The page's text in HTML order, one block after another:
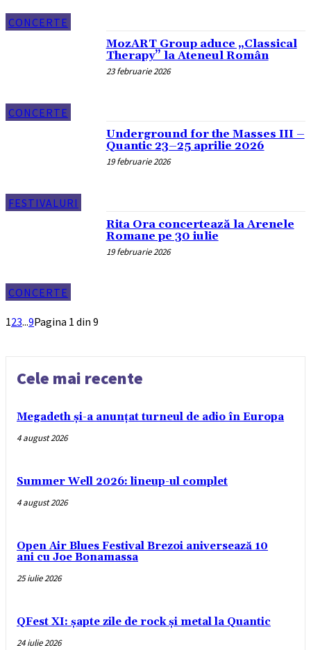
CONCERTE
CONCERTE
MozART Group aduce „Classical
Therapy” la Ateneul Român
23 februarie 2026
FESTIVALURI
Underground for the Masses III –
Quantic 23–25 aprilie 2026
19 februarie 2026
CONCERTE
Rita Ora concertează la Arenele
Romane pe 30 iulie
19 februarie 2026
123...9Pagina 1 din 9
Cele mai recente
Megadeth și-a anunțat turneul de adio în Europa
4 august 2026
Summer Well 2026: lineup-ul complet
4 august 2026
Open Air Blues Festival Brezoi aniversează 10
ani cu Joe Bonamassa
25 iulie 2026
QFest XI: șapte zile de rock și metal la Quantic
24 iulie 2026